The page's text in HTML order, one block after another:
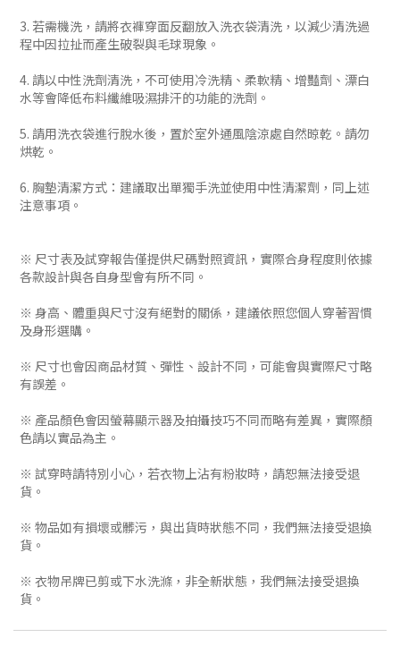
3. 若需機洗，請將衣褲穿面反翻放入洗衣袋清洗，以減少清洗過
程中因拉扯而產生破裂與毛球現象。
4. 請以中性洗劑清洗，不可使用冷洗精、柔軟精、增豔劑、漂白
水等會降低布料纖維吸濕排汗的功能的洗劑。
5. 請用洗衣袋進行脫水後，置於室外通風陰涼處自然晾乾。請勿
烘乾。
6. 胸墊清潔方式：建議取出單獨手洗並使用中性清潔劑，同上述
注意事項。
※ 尺寸表及試穿報告僅提供尺碼對照資訊，實際合身程度則依據
各款設計與各自身型會有所不同。
※ 身高、體重與尺寸沒有絕對的關係，建議依照您個人穿著習慣
及身形選購。
※ 尺寸也會因商品材質、彈性、設計不同，可能會與實際尺寸略
有誤差。
※ 產品顏色會因螢幕顯示器及拍攝技巧不同而略有差異，實際顏
色請以實品為主。
※ 試穿時請特別小心，若衣物上沾有粉妝時，請恕無法接受退
貨。
※ 物品如有損壞或髒污，與出貨時狀態不同，我們無法接受退換
貨。
※ 衣物吊牌已剪或下水洗滌，非全新狀態，我們無法接受退換
貨。